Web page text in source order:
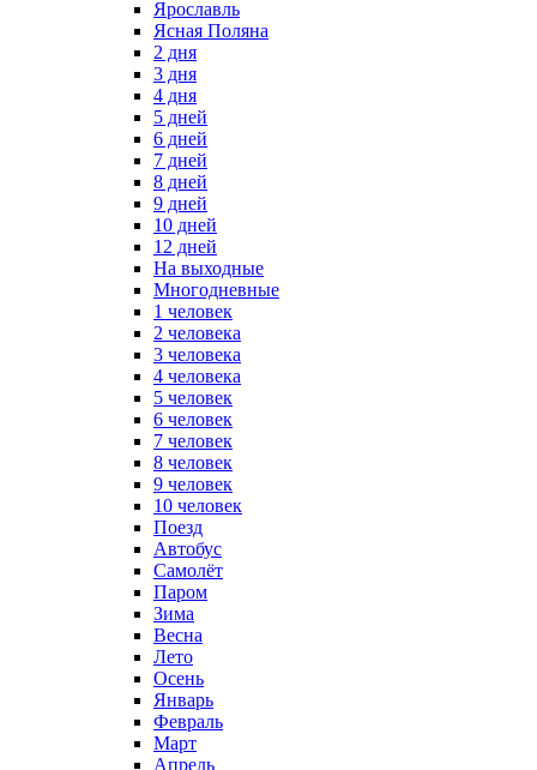
Ярославль
Ясная Поляна
2 дня
3 дня
4 дня
5 дней
6 дней
7 дней
8 дней
9 дней
10 дней
12 дней
На выходные
Многодневные
1 человек
2 человека
3 человека
4 человека
5 человек
6 человек
7 человек
8 человек
9 человек
10 человек
Поезд
Автобус
Самолёт
Паром
Зима
Весна
Лето
Осень
Январь
Февраль
Март
Апрель